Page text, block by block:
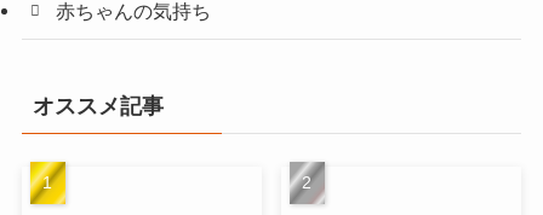
赤ちゃんの気持ち
オススメ記事